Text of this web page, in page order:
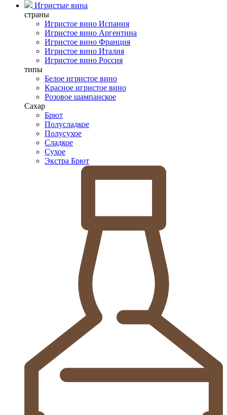
Игристые вина
страны
Игристое вино Испания
Игристое вино Аргентина
Игристое вино Франция
Игристое вино Италия
Игристое вино Россия
типы
Белое игристое вино
Красное игристое вино
Розовое шампанское
Сахар
Брют
Полусладкое
Полусухое
Сладкое
Сухое
Экстра Брют